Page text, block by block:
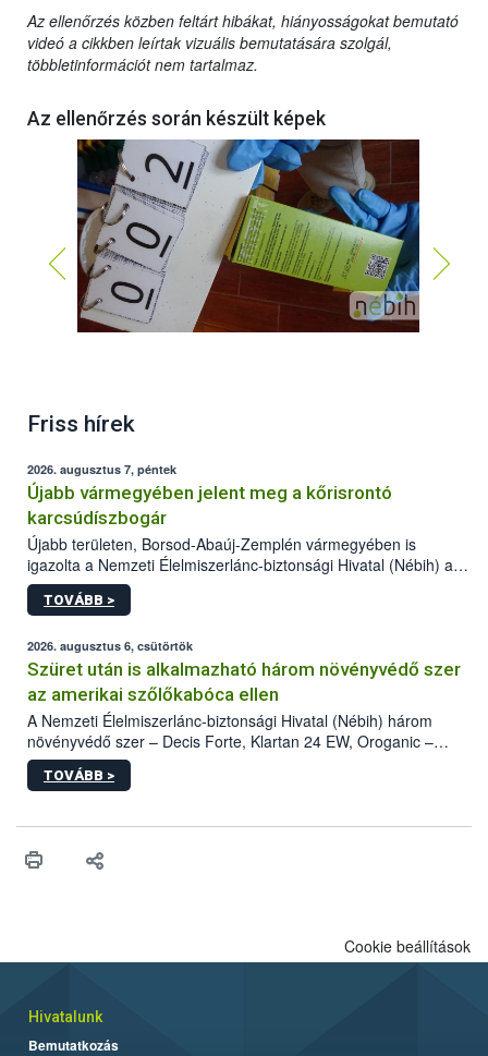
Az ellenőrzés közben feltárt hibákat, hiányosságokat bemutató
videó a cikkben leírtak vizuális bemutatására szolgál,
többletinformációt nem tartalmaz.
Az ellenőrzés során készült képek
Friss hírek
2026. augusztus 7, péntek
Újabb vármegyében jelent meg a kőrisrontó
karcsúdíszbogár
Újabb területen, Borsod-Abaúj-Zemplén vármegyében is
igazolta a Nemzeti Élelmiszerlánc-biztonsági Hivatal (Nébih) a
kőrisrontó karcsúdíszbogár (Agrilus planipennis) jelenlétét. A
kártevőt nem csak színcsapdában találták meg, de már fertőzött
az intenzív felderítést, emellett az intézkedéseket a szlovák
hatósággal is összehangolják a terjedés megállítása érdekében.
TOVÁBB >
2026. augusztus 6, csütörtök
Szüret után is alkalmazható három növényvédő szer
az amerikai szőlőkabóca ellen
A Nemzeti Élelmiszerlánc-biztonsági Hivatal (Nébih) három
növényvédő szer – Decis Forte, Klartan 24 EW, Oroganic –
engedélyokiratát módosította, így azok a szüretet követően,
egészen a vesszőérettség (BBCH 91) stádiumáig
érésű szőlőkben is legyen lehetőség a károsító elleni további
felhasználók számára is elérhető és ökológiai termesztésben is
TOVÁBB >
Cookie beállítások
Hivatalunk
Bemutatkozás